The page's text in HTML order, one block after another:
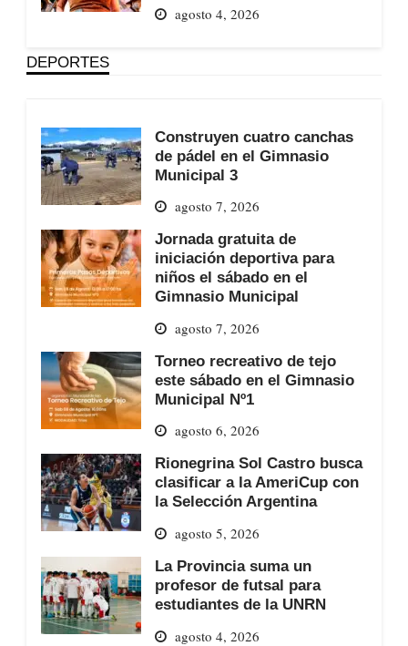
agosto 4, 2026
DEPORTES
Construyen cuatro canchas
de pádel en el Gimnasio
Municipal 3
agosto 7, 2026
Jornada gratuita de
iniciación deportiva para
niños el sábado en el
Gimnasio Municipal
agosto 7, 2026
Torneo recreativo de tejo
este sábado en el Gimnasio
Municipal Nº1
agosto 6, 2026
Rionegrina Sol Castro busca
clasificar a la AmeriCup con
la Selección Argentina
agosto 5, 2026
La Provincia suma un
profesor de futsal para
estudiantes de la UNRN
agosto 4, 2026